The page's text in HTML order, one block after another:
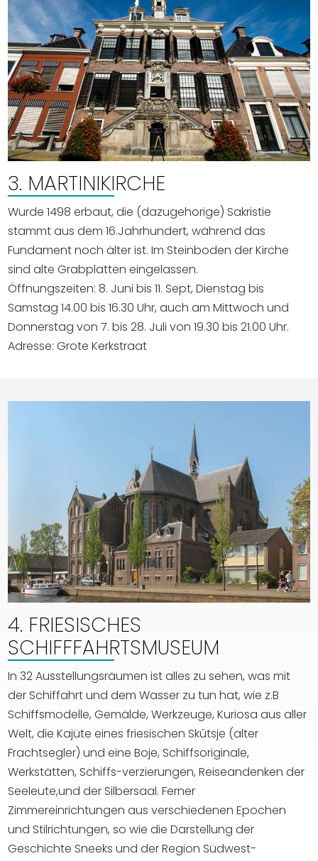
3. MARTINIKIRCHE
Wurde 1498 erbaut, die (dazugehorige) Sakristie
stammt aus dem 16.Jahrhundert, während das
Fundament noch älter ist. Im Steinboden der Kirche
sind alte Grabplatten eingelassen.
Öffnungszeiten: 8. Juni bis 11. Sept, Dienstag bis
Samstag 14.00 bis 16.30 Uhr, auch am Mittwoch und
Donnerstag von 7. bis 28. Juli von 19.30 bis 21.00 Uhr.
Adresse: Grote Kerkstraat
4. FRIESISCHES
SCHIFFFAHRTSMUSEUM
In 32 Ausstellungsräumen ist alles zu sehen, was mit
der Schiffahrt und dem Wasser zu tun hat, wie z.B
Schiffsmodelle, Gemälde, Werkzeuge, Kuriosa aus aller
Welt, die Kajüte eines friesischen Skûtsje (alter
Frachtsegler) und eine Boje, Schiffsoriginale,
Werkstätten, Schiffs-verzierungen, Reiseandenken der
Seeleute,und der Silbersaal. Ferner
Zimmereinrichtungen aus verschiedenen Epochen
und Stilrichtungen, so wie die Darstellung der
Geschichte Sneeks und der Region Südwest-